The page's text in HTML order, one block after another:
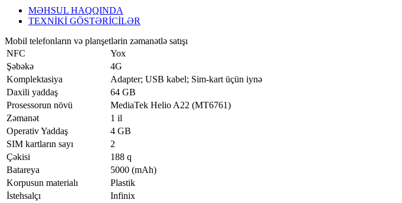
MƏHSUL HAQQINDA
TEXNİKİ GÖSTƏRİCİLƏR
Mobil telefonların və planşetlərin zəmanətlə satışı
NFC
Yox
Şəbəkə
4G
Komplektasiya
Adapter; USB kabel; Sim-kart üçün iynə
Daxili yaddaş
64 GB
Prosessorun növü
MediaTek Helio A22 (MT6761)
Zəmanət
1 il
Operativ Yaddaş
4 GB
SIM kartların sayı
2
Çəkisi
188 q
Batareya
5000 (mAh)
Korpusun materialı
Plastik
İstehsalçı
Infinix